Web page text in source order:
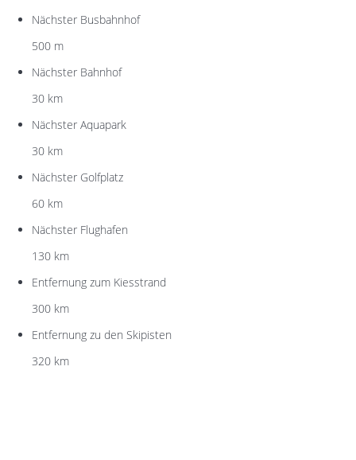
Nächster Busbahnhof
500 m
Nächster Bahnhof
30 km
Nächster Aquapark
30 km
Nächster Golfplatz
60 km
Nächster Flughafen
130 km
Entfernung zum Kiesstrand
300 km
Entfernung zu den Skipisten
320 km